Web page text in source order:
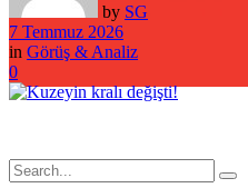
by SG
7 Temmuz 2026
in Görüş & Analiz
0